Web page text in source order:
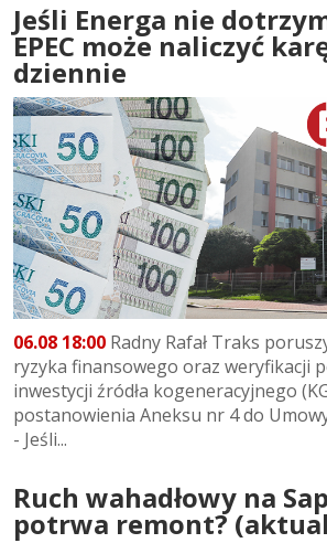
Jeśli Energa nie
EPEC może naliczyć
dziennie
06.08 18:00 Radny Rafał Traks
ryzyka finansowego oraz weryfikacji
inwestycji źródła kogeneracyjnego
postanowienia Aneksu nr 4 do
- Jeśli...
Ruch wahadłowy na
potrwa remont?